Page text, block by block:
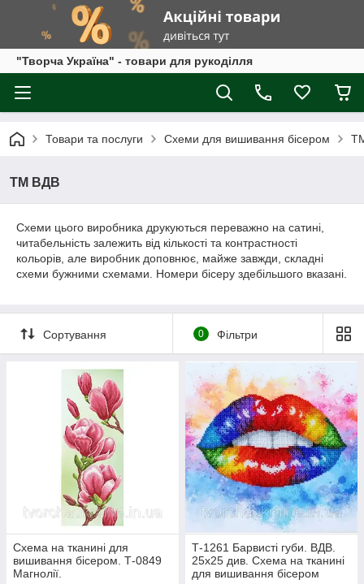
"Творча Україна" - товари для рукоділля
Товари та послуги Схеми для вишивання бісером
ТМ ВДВ
Схеми цього виробника друкуються переважно на сатині,
читабельність залежить від кількості та контрастності
кольорів, але виробник доповнює, майже завжди, складні
схеми бужними схемами. Номери бісеру здебільшого вказані.
Сортування 0 Фільтри
Схема на тканині для
вишивання бісером. Т-0849
Магнолії.
Т-1261 Барвисті губи. ВДВ.
25х25 див. Схема на тканині
для вишивання бісером